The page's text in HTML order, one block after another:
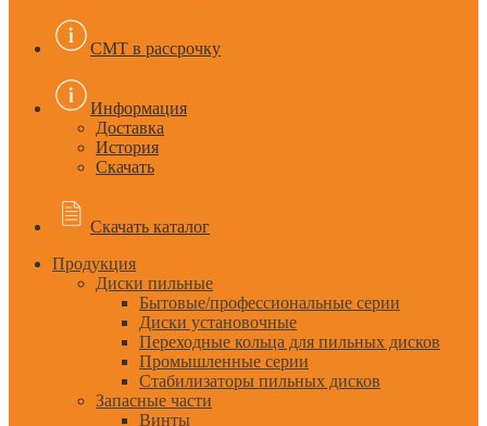
CMT в рассрочку
Информация
Доставка
История
Скачать
Скачать каталог
Продукция
Диски пильные
Бытовые/профессиональные серии
Диски установочные
Переходные кольца для пильных дисков
Промышленные серии
Стабилизаторы пильных дисков
Запасные части
Винты